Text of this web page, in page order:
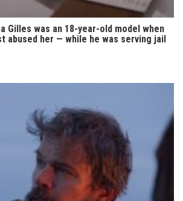
Gilles was an 18-year-old model when
abused her — while he was serving jail